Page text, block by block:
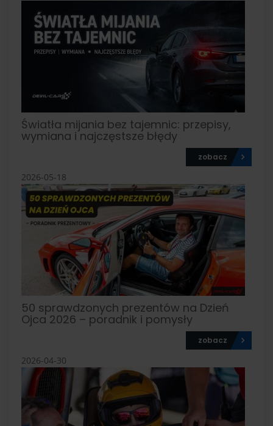
Światła mijania bez tajemnic: przepisy,
wymiana i najczęstsze błędy
zobacz
2026-05-18
50 sprawdzonych prezentów na Dzień
Ojca 2026 – poradnik i pomysły
zobacz
2026-04-30